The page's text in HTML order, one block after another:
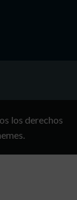
los derechos